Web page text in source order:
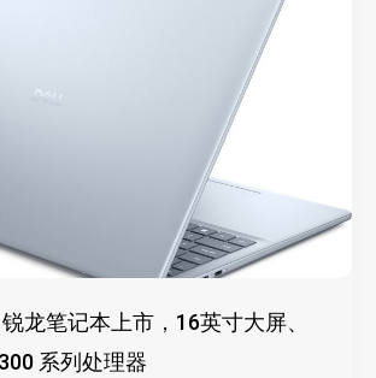
龙笔记本上市，16英寸大屏、
系列处理器